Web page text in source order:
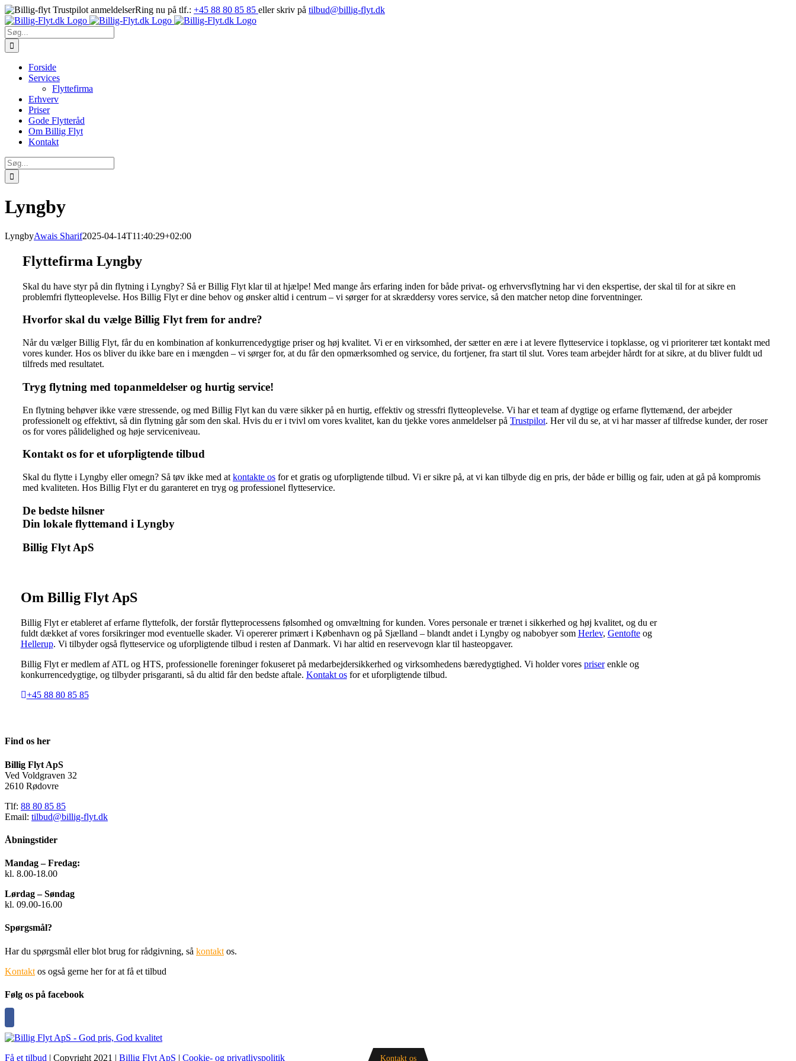
Skip
to
content
Ring nu på tlf.: +45 88 80 85 85 eller skriv på tilbud@billig-flyt.dk
Søg
efter:
Forside
Services
Flyttefirma
Erhverv
Priser
Gode Flytteråd
Om Billig Flyt
Kontakt
Søg
efter:
Lyngby
LyngbyAwais Sharif2025-04-14T11:40:29+02:00
Flyttefirma Lyngby
Skal du have styr på din flytning i Lyngby? Så er Billig Flyt klar til at hjælpe! Med mange års erfaring inden for både privat- og erhvervsflytning har vi den ekspertise, der skal til for at sikre en
problemfri flytteoplevelse. Hos Billig Flyt er dine behov og ønsker altid i centrum – vi sørger for at skræddersy vores service, så den matcher netop dine forventninger.
Hvorfor skal du vælge Billig Flyt frem for andre?
Når du vælger Billig Flyt, får du en kombination af konkurrencedygtige priser og høj kvalitet. Vi er en virksomhed, der sætter en ære i at levere flytteservice i topklasse, og vi prioriterer tæt kontakt med
vores kunder. Hos os bliver du ikke bare en i mængden – vi sørger for, at du får den opmærksomhed og service, du fortjener, fra start til slut. Vores team arbejder hårdt for at sikre, at du bliver fuldt ud
tilfreds med resultatet.
Tryg flytning med topanmeldelser og hurtig service!
En flytning behøver ikke være stressende, og med Billig Flyt kan du være sikker på en hurtig, effektiv og stressfri flytteoplevelse. Vi har et team af dygtige og erfarne flyttemænd, der arbejder
professionelt og effektivt, så din flytning går som den skal. Hvis du er i tvivl om vores kvalitet, kan du tjekke vores anmeldelser på Trustpilot. Her vil du se, at vi har masser af tilfredse kunder, der roser
os for vores pålidelighed og høje serviceniveau.
Kontakt os for et uforpligtende tilbud
Skal du flytte i Lyngby eller omegn? Så tøv ikke med at kontakte os for et gratis og uforpligtende tilbud. Vi er sikre på, at vi kan tilbyde dig en pris, der både er billig og fair, uden at gå på kompromis
med kvaliteten. Hos Billig Flyt er du garanteret en tryg og professionel flytteservice.
De bedste hilsner
Din lokale flyttemand i Lyngby
Billig Flyt ApS
Om Billig Flyt ApS
Billig Flyt er etableret af erfarne flyttefolk, der forstår flytteprocessens følsomhed og omvæltning for kunden. Vores personale er trænet i sikkerhed og høj kvalitet, og du er
fuldt dækket af vores forsikringer mod eventuelle skader. Vi opererer primært i København og på Sjælland – blandt andet i Lyngby og nabobyer som Herlev, Gentofteog
Hellerup. Vi tilbyder også flytteservice og uforpligtende tilbud i resten af Danmark. Vi har altid en reservevogn klar til hasteopgaver.
Billig Flyt er medlem af ATL og HTS, professionelle foreninger fokuseret på medarbejdersikkerhed og virksomhedens bæredygtighed. Vi holder vores priserenkle og
konkurrencedygtige, og tilbyder prisgaranti, så du altid får den bedste aftale. Kontakt osfor et uforpligtende tilbud.
+45 88 80 85 85
Find os her
Billig Flyt ApS
Ved Voldgraven 32
2610 Rødovre
Tlf: 88 80 85 85
Email: tilbud@billig-flyt.dk
Åbningstider
Mandag – Fredag:
kl. 8.00-18.00
Lørdag – Søndag
kl. 09.00-16.00
Spørgsmål?
Har du spørgsmål eller blot brug for rådgivning, så kontakt os.
Kontakt os også gerne her for at få et tilbud
Følg os på facebook
Få et tilbud | Copyright 2021 | Billig Flyt ApS | Cookie- og privatlivspolitik Kontakt os